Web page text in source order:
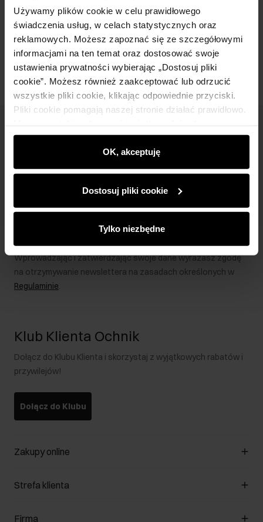
Używamy plików cookie w celu prawidłowego
świadczenia usług, w celach statystycznych oraz
reklamowych. Możesz zapoznać się ze szczegółowymi
informacjami na ten temat oraz dostosować swoje
ustawienia prywatności wybierając „Dostosuj pliki
cookie”. Możesz również zaakceptować lub odrzucić
wszystkie pliki cookie, klikając odpowiednie przyciski.
Pliki cookie pomagają naszej stronie działać prawidłowo.
wyświetlać im dopasowane do ich preferencji treści,
rekomendacje oraz komunikaty reklamowe informujące o
najnowszych promocjach w e-sklepie. Informacje o tym,
partnerom społecznościowym, reklamowym i
analitycznym. Partnerzy mogą połączyć te informacje z
podczas korzystania z ich usług.
OK, akceptuję
Dostosuj pliki cookie
Tylko niezbędne
Skład i wymiary
Opinie
Newsletter
Bądź na bieżąco z nowościami i promocjami!
Zapisz się
Wprowadzając i zatwierdzając swoje dane wyrażasz zgodę
na otrzymywanie newslettera na zasadach określonych w
Regulaminie.
Klub Klienta Ochnik
Dołącz do Klubu Klienta i skorzystaj z wyjątkowych rabatów i
przywilejów!
Dołącz do Klubu
Zakupy online
Zarządzaj cookies
Strefa klienta
Klub Klienta
Firma